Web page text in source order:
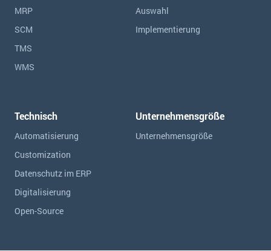
MRP
SCM
TMS
WMS
Auswahl
Implementierung
Technisch
Automatisierung
Customization
Datenschutz im ERP
Digitalisierung
Open-Source
Unternehmensgröße
Unternehmensgröße